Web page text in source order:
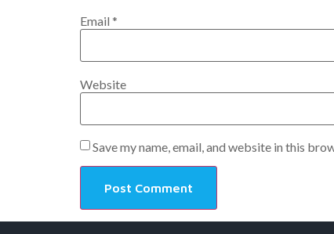
Email *
Website
Save my name, email, and website in this